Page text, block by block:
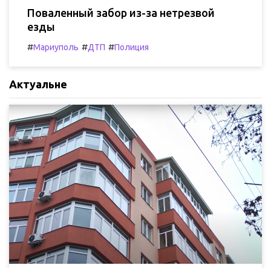
Поваленный забор из-за нетрезвой
езды
#Мариуполь #ДТП #Полиция
Актуальне